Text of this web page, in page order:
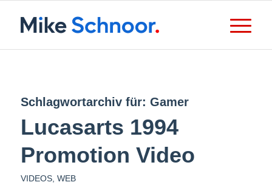
Schlagwortarchiv für: Gamer
Lucasarts 1994
Promotion Video
VIDEOS, WEB